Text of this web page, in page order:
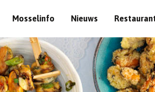
Mosselinfo Nieuws